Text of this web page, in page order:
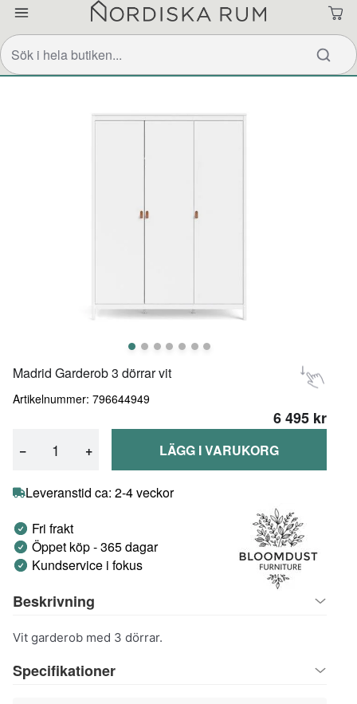
Madrid Garderob 3 dörrar vit
Artikelnummer: 796644949
6 495 kr
− + LÄGG I VARUKORG
Leveranstid ca: 2-4 veckor
Fri frakt
Öppet köp - 365 dagar
Kundservice i fokus
Beskrivning
Vit garderob med 3 dörrar.
Specifikationer